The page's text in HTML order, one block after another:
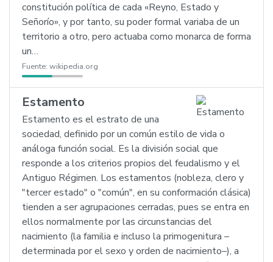
constitución política de cada «Reyno, Estado y
Señorío», y por tanto, su poder formal variaba de un
territorio a otro, pero actuaba como monarca de forma
un…
Fuente: wikipedia.org
Estamento
Estamento es el estrato de una
sociedad, definido por un común estilo de vida o
análoga función social. Es la división social que
responde a los criterios propios del feudalismo y el
Antiguo Régimen. Los estamentos (nobleza, clero y
"tercer estado" o "común", en su conformación clásica)
tienden a ser agrupaciones cerradas, pues se entra en
ellos normalmente por las circunstancias del
nacimiento (la familia e incluso la primogenitura –
determinada por el sexo y orden de nacimiento–), a